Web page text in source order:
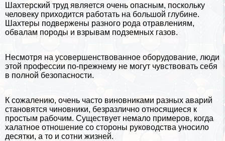
Шахтерский труд является очень опасным, поскольку
человеку приходится работать на большой глубине.
Шахтеры подвержены разного рода отравлениям,
обвалам породы и взрывам подземных газов.
Несмотря на усовершенствованное оборудование, люди
этой профессии по-прежнему не могут чувствовать себя
в полной безопасности.
К сожалению, очень часто виновниками разных аварий
становятся чиновники, безразлично относящиеся к
простым рабочим. Существует немало примеров, когда
халатное отношение со стороны руководства уносило
десятки, а то и сотни жизней.